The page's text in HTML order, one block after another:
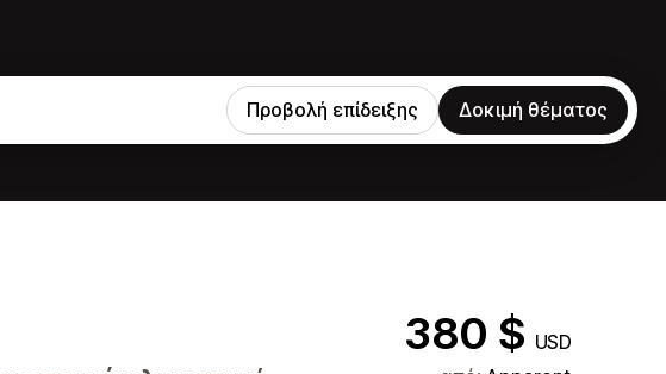
Προβολή επίδειξης Δοκιμή θέματος
380 $ USD